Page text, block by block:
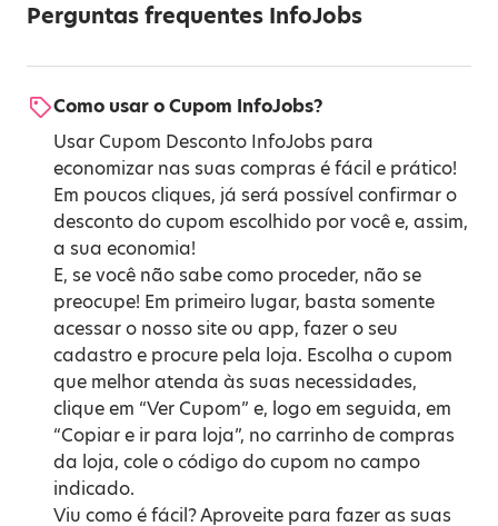
Perguntas frequentes InfoJobs
Como usar o Cupom InfoJobs?
Usar Cupom Desconto InfoJobs para
economizar nas suas compras é fácil e prático!
Em poucos cliques, já será possível confirmar o
desconto do cupom escolhido por você e, assim,
a sua economia!
E, se você não sabe como proceder, não se
preocupe! Em primeiro lugar, basta somente
acessar o nosso site ou app, fazer o seu
cadastro e procure pela loja. Escolha o cupom
que melhor atenda às suas necessidades,
clique em “Ver Cupom” e, logo em seguida, em
“Copiar e ir para loja”, no carrinho de compras
da loja, cole o código do cupom no campo
indicado.
Viu como é fácil? Aproveite para fazer as suas